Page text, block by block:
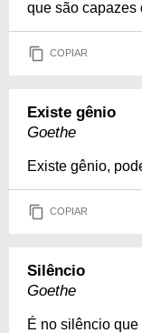
que são capazes
COPIAR
Existe gênio
Goethe
Existe gênio,
COPIAR
Silêncio
Goethe
É no silêncio